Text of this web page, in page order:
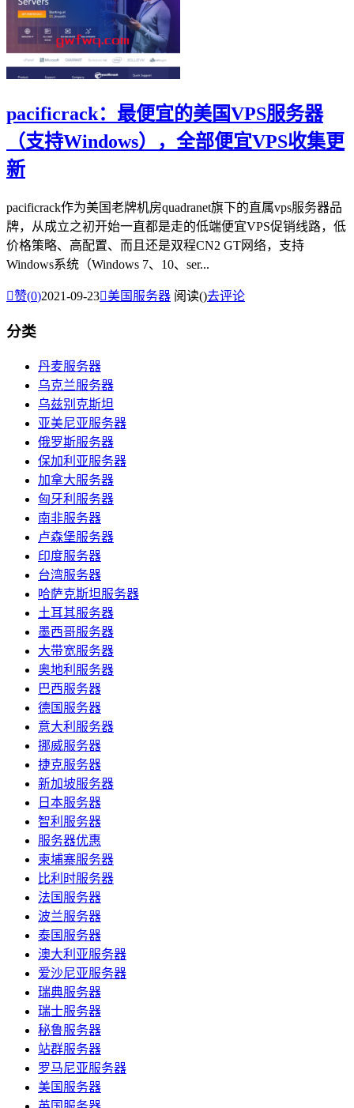
pacificrack：最便宜的美国VPS服务器
（支持Windows），全部便宜VPS收集更
新
pacificrack作为美国老牌机房quadranet旗下的直属vps服务器品
牌，从成立之初开始一直都是走的低端便宜VPS促销线路，低
价格策略、高配置、而且还是双程CN2 GT网络，支持
Windows系统（Windows 7、10、ser...
赞(0)2021-09-23美国服务器 阅读()去评论
分类
丹麦服务器
乌克兰服务器
乌兹别克斯坦
亚美尼亚服务器
俄罗斯服务器
保加利亚服务器
加拿大服务器
匈牙利服务器
南非服务器
卢森堡服务器
印度服务器
台湾服务器
哈萨克斯坦服务器
土耳其服务器
墨西哥服务器
大带宽服务器
奥地利服务器
巴西服务器
德国服务器
意大利服务器
挪威服务器
捷克服务器
新加坡服务器
日本服务器
智利服务器
服务器优惠
柬埔寨服务器
比利时服务器
法国服务器
波兰服务器
泰国服务器
澳大利亚服务器
爱沙尼亚服务器
瑞典服务器
瑞士服务器
秘鲁服务器
站群服务器
罗马尼亚服务器
美国服务器